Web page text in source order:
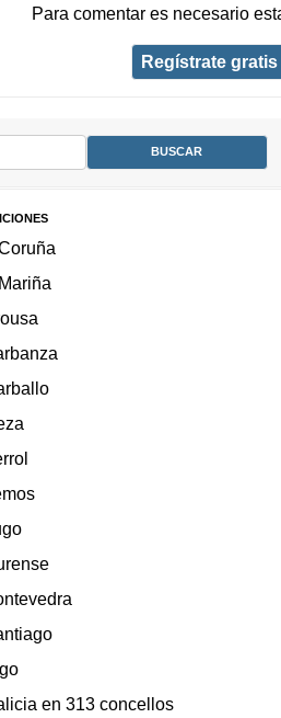
Para comentar es necesario
Regístrate gratis
en 313 concellos